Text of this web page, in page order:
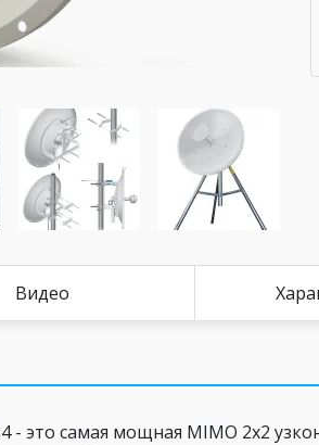
Видео
- это самая мощная MIMO 2x2